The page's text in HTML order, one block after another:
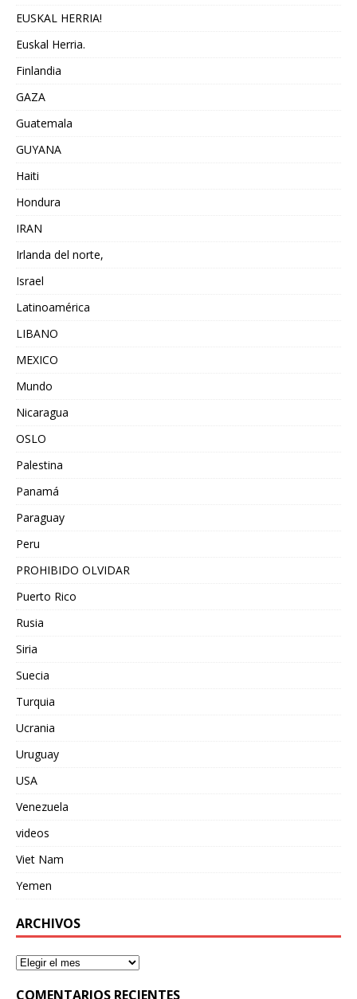
EUSKAL HERRIA!
Euskal Herria.
Finlandia
GAZA
Guatemala
GUYANA
Haiti
Hondura
IRAN
Irlanda del norte,
Israel
Latinoamérica
LIBANO
MEXICO
Mundo
Nicaragua
OSLO
Palestina
Panamá
Paraguay
Peru
PROHIBIDO OLVIDAR
Puerto Rico
Rusia
Siria
Suecia
Turquia
Ucrania
Uruguay
USA
Venezuela
videos
Viet Nam
Yemen
ARCHIVOS
COMENTARIOS RECIENTES